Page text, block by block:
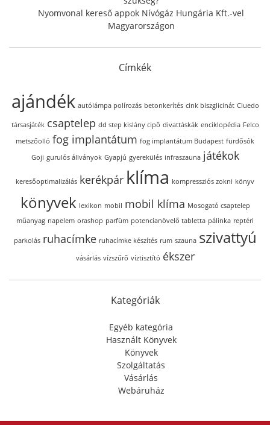
Nyomvonal kereső appok Nívógáz Hungária Kft.-vel
Magyarországon
Címkék
ajándék autólámpa polírozás betonkerítés cink biszglicinát Cluedo
társasjáték csaptelep dd step kislány cipő divattáskák enciklopédia Felco
metszőolló fog implantátum fog implantátum Budapest fürdősók
Goji gurulós állványok Gyapjú gyerekülés infraszauna játékok
keresőoptimalizálás kerékpár klíma kompressziós zokni könyv
könyvek lexikon mobil mobil klíma Mosogató csaptelep
műanyag napelem orashop parfüm potencianövelő tabletta pálinka reptéri
parkolás ruhacímke ruhacímke készítés rum szauna szivattyú
vásárlás vízszűrő víztisztító ékszer
Kategóriák
Egyéb kategória
Használt Könyvek
Könyvek
Szolgáltatás
Vásárlás
Webáruház